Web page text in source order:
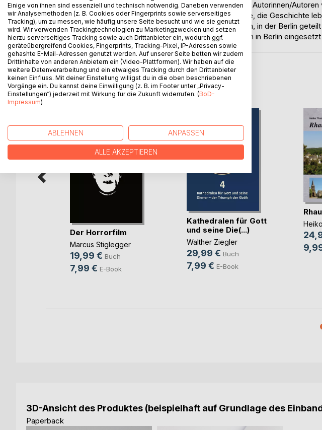
Die „Berliner Zollgeschichten“ wurden von verschiedenen Autorinnen/
Geschichten aus dem „wahren Leben“ und sonstige Texte, die Geschichte
gilt besonders auch für die Beiträge, die in der Zeit spielen, in der Berlin
Beamte der Bundeszollverwaltung jeweils in ihrem Bereich in Berlin
WEITERE TITEL BEIBoD
Der Horrorfilm
Marcus Stiglegger
19,99 € Buch
7,99 € E-Book
Kathedralen für Gott
und seine Die(...)
Walther Ziegler
29,99 € Buch
7,99 € E-Book
3D-Ansicht des Produktes (beispielhaft auf Grundlage des
Paperback
Einige von ihnen sind essenziell und technisch notwendig. Daneben verwenden
wir Analysemethoden (z. B. Cookies oder Fingerprints sowie serverseitiges
Tracking), um zu messen, wie häufig unsere Seite besucht und wie sie genutzt
wird. Wir verwenden Trackingtechnologien zu Marketingzwecken und setzen
hierzu serverseitiges Tracking sowie auch Drittanbieter ein, wodurch ggf.
geräteübergreifend Cookies, Fingerprints, Tracking-Pixel, IP-Adressen sowie
gehashte E-Mail-Adressen genutzt werden. Auf unserer Seite betten wir zudem
Drittinhalte von anderen Anbietern ein (Video-Plattformen). Wir haben auf die
weitere Datenverarbeitung und ein etwaiges Tracking durch den Drittanbieter
keinen Einfluss. Mit deiner Einstellung willigst du in die oben beschriebenen
Vorgänge ein. Du kannst deine Einwilligung (z. B. im Footer unter „Privacy-
Einstellungen“) jederzeit mit Wirkung für die Zukunft widerrufen. (BoD-
Impressum)
ABLEHNEN ANPASSEN
ALLE AKZEPTIEREN